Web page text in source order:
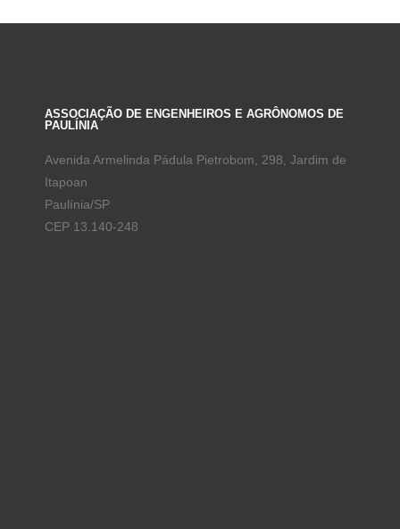
ASSOCIAÇÃO DE ENGENHEIROS E AGRÔNOMOS DE
PAULÍNIA
Avenida Armelinda Pádula Pietrobom, 298, Jardim de
Itapoan
Paulínia/SP
CEP 13.140-248